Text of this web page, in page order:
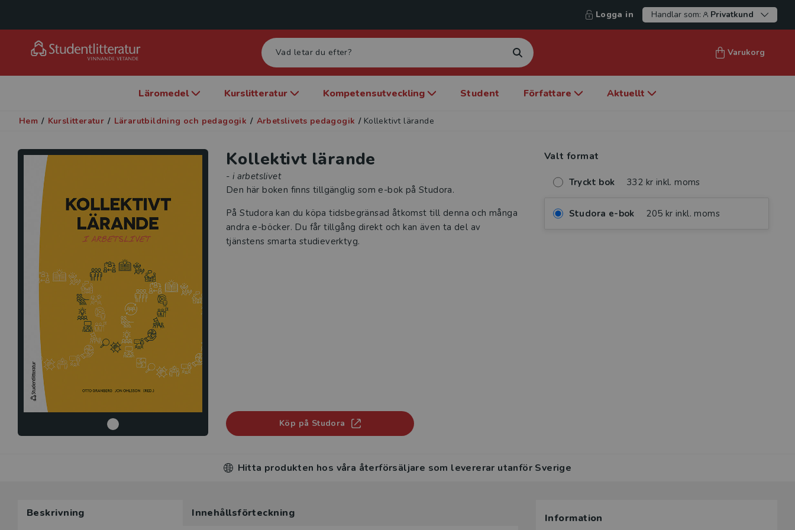
Logga in Handlar som: Privatkund
Varukorg
Läromedel Kurslitteratur Kompetensutveckling Student Författare Aktuellt
Hem / Kurslitteratur / Lärarutbildning och pedagogik / Arbetslivets pedagogik / Kollektivt lärande
Kollektivt lärande
- i arbetslivet
Den här boken finns tillgänglig som e-bok på Studora.
På Studora kan du köpa tidsbegränsad åtkomst till denna och många
andra e-böcker. Du får tillgång direkt och kan även ta del av
tjänstens smarta studieverktyg.
Köp på Studora
Valt format
Tryckt bok 332 kr inkl. moms
Studora e-bok 205 kr inkl. moms
Hitta produkten hos våra återförsäljare som levererar utanför Sverige
Beskrivning Innehållsförteckning Information